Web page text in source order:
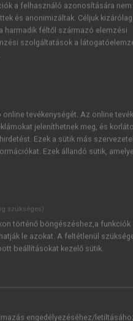
ÚJ FIÓK
1 óra
JELSZÓ
Kérek értesítést a MeRSZ
Kérek értesítést az
a felhasználó azonosítására nem
és anonimizáltak. Céljuk
harmadik féltől származó elemzési
szolgáltatások a
tevékenységét. Az online
jeleníthetnek meg, és
Ezek a sütik más
Ezek állandó sütik,
szükséges)
történő böngészéshez,a funkciók
le azokat. A feltétlenül
beállításokat kezelő sütik.
engedélyezéséhez/